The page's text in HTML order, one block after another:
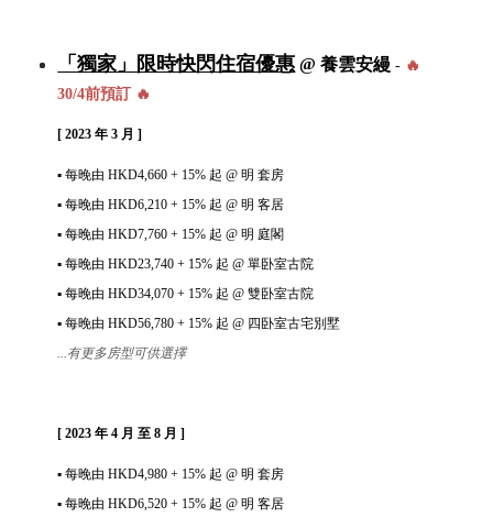
「獨家」限時快閃住宿優惠 @ 養雲安縵- 🔥
30/4前預訂 🔥
[ 2023 年 3 月 ]
▪每晚由 HKD4,660+ 15% 起 @ 明 套房
▪每晚由 HKD6,210+ 15% 起 @ 明 客居
▪每晚由 HKD7,760+ 15% 起 @ 明 庭閣
▪每晚由 HKD23,740 + 15% 起 @ 單卧室古院
▪每晚由 HKD34,070+ 15% 起 @雙卧室古院
▪每晚由 HKD56,780+ 15% 起 @ 四卧室古宅別墅
...有更多房型可供選擇
[ 2023 年 4 月 至 8 月 ]
▪每晚由 HKD4,980+ 15% 起 @明 套房
▪每晚由 HKD6,520+ 15% 起 @明 客居